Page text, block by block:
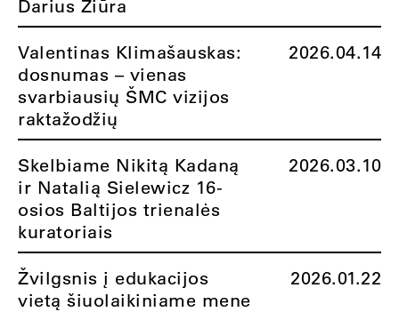
Darius Žiūra
Valentinas Klimašauskas:
dosnumas – vienas
svarbiausių ŠMC vizijos
raktažodžių
2026.04.14
Skelbiame Nikitą Kadaną
ir Natalią Sielewicz 16-
osios Baltijos trienalės
kuratoriais
2026.03.10
Žvilgsnis į edukacijos
vietą šiuolaikiniame mene
2026.01.22